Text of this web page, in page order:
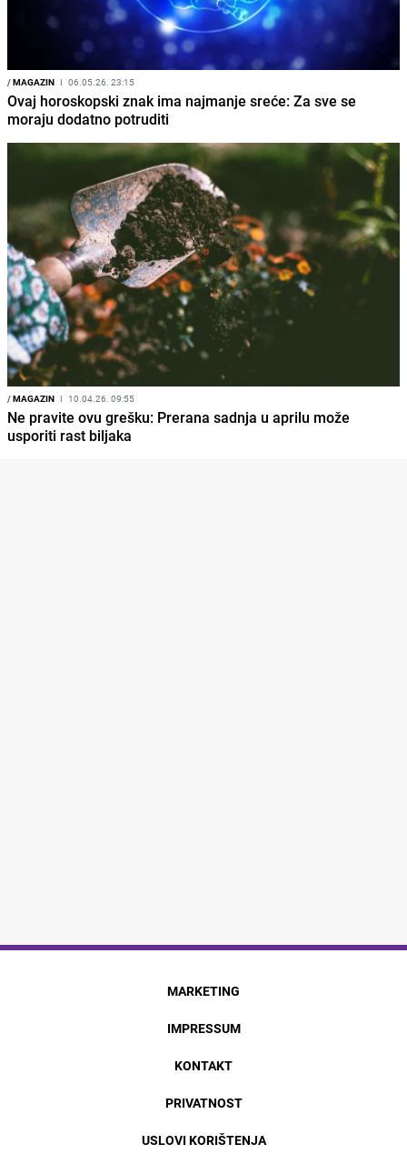
/MAGAZIN I 06.05.26. 23:15
Ovaj horoskopski znak ima najmanje sreće: Za sve se
moraju dodatno potruditi
/MAGAZIN I 10.04.26. 09:55
Ne pravite ovu grešku: Prerana sadnja u aprilu može
usporiti rast biljaka
MARKETING
IMPRESSUM
KONTAKT
PRIVATNOST
USLOVI KORIŠTENJA